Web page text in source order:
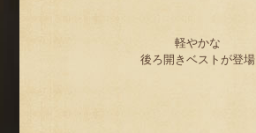
軽やかな
後ろ開きベストが登場